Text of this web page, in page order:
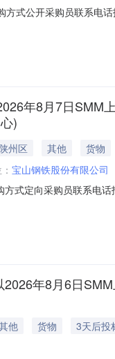
方式公开采购员联系电
、商务条款：定价说
年8月7日SMM
)
州区 其他
货物
宝山钢铁股份有限公司
式定向采购员联系电
明：湿公吨。限价类别
年8月6日
他 货物
3天后投